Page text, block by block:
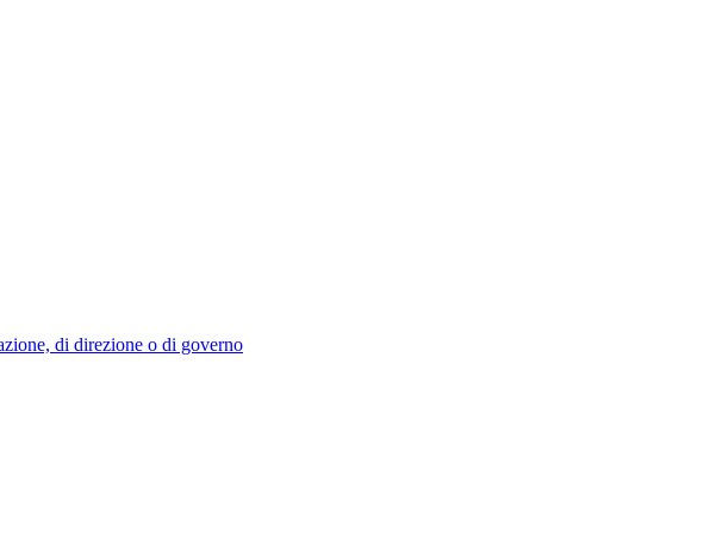
di direzione o di governo